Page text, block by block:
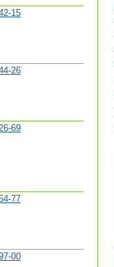
15
26
69
77
00